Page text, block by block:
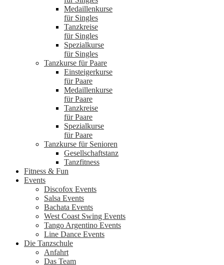
Medaillenkurse
für Singles
Tanzkreise
für Singles
Spezialkurse
für Singles
Tanzkurse für Paare
Einsteigerkurse
für Paare
Medaillenkurse
für Paare
Tanzkreise
für Paare
Spezialkurse
für Paare
Tanzkurse für Senioren
Gesellschaftstanz
Tanzfitness
Fitness & Fun
Events
Discofox Events
Salsa Events
Bachata Events
West Coast Swing Events
Tango Argentino Events
Line Dance Events
Die Tanzschule
Anfahrt
Das Team